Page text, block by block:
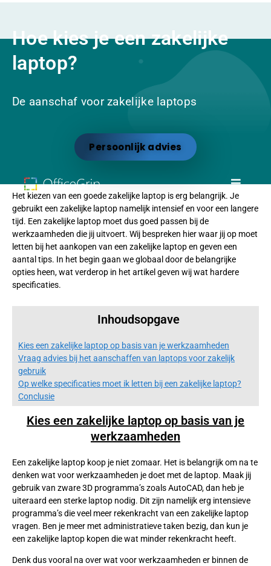
Hoe kies je een zakelijke
laptop?
De aanschaf voor zakelijke laptops
Persoonlijk advies
Het kiezen van een goede zakelijke laptop is erg belangrijk. Je
gebruikt een zakelijke laptop namelijk intensief en voor een langere
tijd. Een zakelijke laptop moet dus goed passen bij de
werkzaamheden die jij uitvoert. Wij bespreken hier waar jij op moet
letten bij het aankopen van een zakelijke laptop en geven een
aantal tips. In het begin gaan we globaal door de belangrijke
opties heen, wat verderop in het artikel geven wij wat hardere
specificaties.
Inhoudsopgave
Kies een zakelijke laptop op basis van je werkzaamheden
Vraag advies bij het aanschaffen van laptops voor zakelijk
gebruik
Op welke specificaties moet ik letten bij een zakelijke laptop?
Conclusie
Kies een zakelijke laptop op basis van je
werkzaamheden
Een zakelijke laptop koop je niet zomaar. Het is belangrijk om na te
denken wat voor werkzaamheden je doet met de laptop. Maak jij
gebruik van zware 3D programma’s zoals AutoCAD, dan heb je
uiteraard een sterke laptop nodig. Dit zijn namelijk erg intensieve
programma’s die veel meer rekenkracht van een zakelijke laptop
vragen. Ben je meer met administratieve taken bezig, dan kun je
een zakelijke laptop kopen die wat minder rekenkracht heeft.
Denk dus vooral na over wat voor werkzaamheden er binnen de